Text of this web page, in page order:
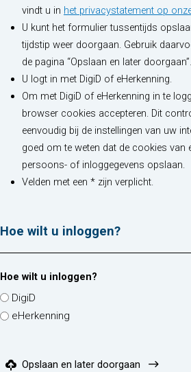
vindt u in het privacystatement op
U kunt het formulier tussentijds
tijdstip weer doorgaan. Gebruik
de pagina “Opslaan en later doorgaan”.
U logt in met DigiD of eHerkenning.
Om met DigiD of eHerkenning in te
browser cookies accepteren. Dit
eenvoudig bij de instellingen van uw
goed om te weten dat de cookies van
persoons- of inloggegevens opslaan.
Velden met een * zijn verplicht.
Hoe wilt u inloggen?
Hoe wilt u inloggen?
DigiD
eHerkenning
Opslaan en later doorgaan